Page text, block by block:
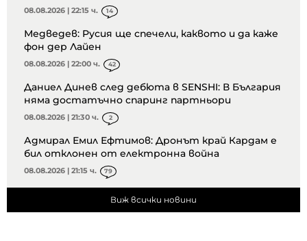
08.08.2026 | 22:15 ч. 14
Медведев: Русия ще спечели, каквото и да каже
фон дер Лайен
08.08.2026 | 22:00 ч. 42
Даниел Динев след дебюта в SENSHI: В България
няма достатъчно спаринг партньори
08.08.2026 | 21:30 ч. 2
Адмирал Емил Ефтимов: Дронът край Кардам е
бил отклонен от електронна война
08.08.2026 | 21:15 ч. 79
Виж всички новини